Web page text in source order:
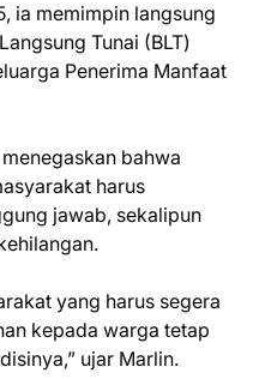
ia memimpin langsung
Tunai (BLT)
Penerima Manfaat
bahwa
harus
jawab, sekalipun
yang harus segera
kepada warga tetap
ujar Marlin.